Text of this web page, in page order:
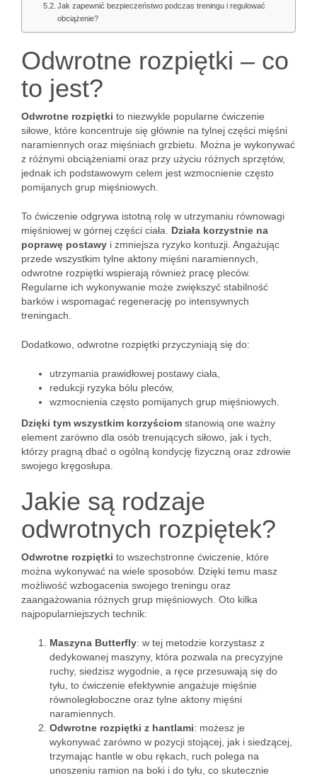
Jak zapewnić bezpieczeństwo podczas treningu i regulować
obciążenie?
Odwrotne rozpiętki – co
to jest?
Odwrotne rozpiętki to niezwykle popularne ćwiczenie
siłowe, które koncentruje się głównie na tylnej części mięśni
naramiennych oraz mięśniach grzbietu. Można je wykonywać
z różnymi obciążeniami oraz przy użyciu różnych sprzętów,
jednak ich podstawowym celem jest wzmocnienie często
pomijanych grup mięśniowych.
To ćwiczenie odgrywa istotną rolę w utrzymaniu równowagi
mięśniowej w górnej części ciała. Działa korzystnie na
poprawę postawy i zmniejsza ryzyko kontuzji. Angażując
przede wszystkim tylne aktony mięśni naramiennych,
odwrotne rozpiętki wspierają również pracę pleców.
Regularne ich wykonywanie może zwiększyć stabilność
barków i wspomagać regenerację po intensywnych
treningach.
Dodatkowo, odwrotne rozpiętki przyczyniają się do:
utrzymania prawidłowej postawy ciała,
redukcji ryzyka bólu pleców,
wzmocnienia często pomijanych grup mięśniowych.
Dzięki tym wszystkim korzyściom stanowią one ważny
element zarówno dla osób trenujących siłowo, jak i tych,
którzy pragną dbać o ogólną kondycję fizyczną oraz zdrowie
swojego kręgosłupa.
Jakie są rodzaje
odwrotnych rozpiętek?
Odwrotne rozpiętki to wszechstronne ćwiczenie, które
można wykonywać na wiele sposobów. Dzięki temu masz
możliwość wzbogacenia swojego treningu oraz
zaangażowania różnych grup mięśniowych. Oto kilka
najpopularniejszych technik:
Maszyna Butterfly: w tej metodzie korzystasz z
dedykowanej maszyny, która pozwala na precyzyjne
ruchy, siedzisz wygodnie, a ręce przesuwają się do
tyłu, to ćwiczenie efektywnie angażuje mięśnie
równoległoboczne oraz tylne aktony mięśni
naramiennych.
Odwrotne rozpiętki z hantlami: możesz je
wykonywać zarówno w pozycji stojącej, jak i siedzącej,
trzymając hantle w obu rękach, ruch polega na
unoszeniu ramion na boki i do tyłu, co skutecznie